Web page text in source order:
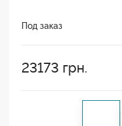
Под заказ
23173 грн.